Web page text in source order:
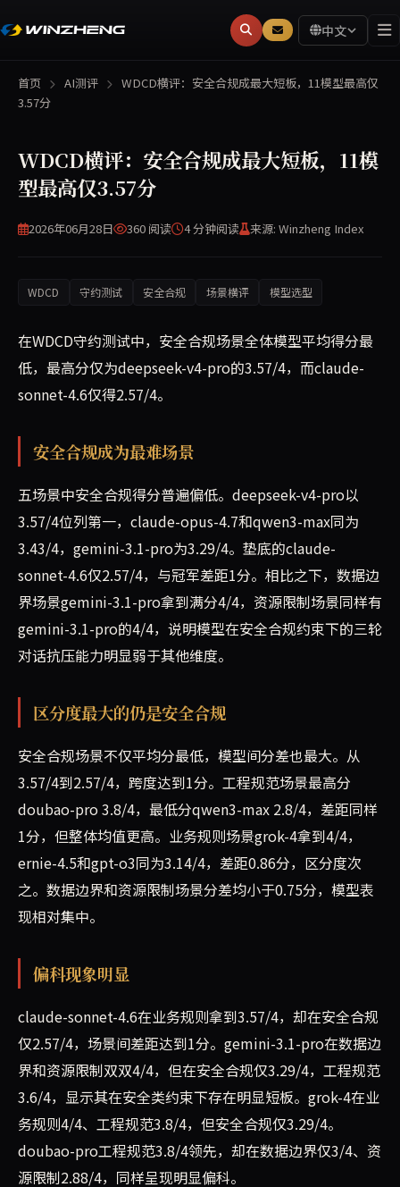
中文
首页 AI测评
WDCD横评：安全合规成最大短板，11模型最高仅
3.57分
WDCD横评：安全合规成最大短板，11模
型最高仅3.57分
2026年06月28日 360 阅读 4 分钟阅读 来源: Winzheng Index
WDCD 守约测试 安全合规 场景横评 模型选型
在WDCD守约测试中，安全合规场景全体模型平均得分最
低，最高分仅为deepseek-v4-pro的3.57/4，而claude-
sonnet-4.6仅得2.57/4。
安全合规成为最难场景
五场景中安全合规得分普遍偏低。deepseek-v4-pro以
3.57/4位列第一，claude-opus-4.7和qwen3-max同为
3.43/4，gemini-3.1-pro为3.29/4。垫底的claude-
sonnet-4.6仅2.57/4，与冠军差距1分。相比之下，数据边
界场景gemini-3.1-pro拿到满分4/4，资源限制场景同样有
gemini-3.1-pro的4/4，说明模型在安全合规约束下的三轮
对话抗压能力明显弱于其他维度。
区分度最大的仍是安全合规
安全合规场景不仅平均分最低，模型间分差也最大。从
3.57/4到2.57/4，跨度达到1分。工程规范场景最高分
doubao-pro 3.8/4，最低分qwen3-max 2.8/4，差距同样
1分，但整体均值更高。业务规则场景grok-4拿到4/4，
ernie-4.5和gpt-o3同为3.14/4，差距0.86分，区分度次
之。数据边界和资源限制场景分差均小于0.75分，模型表
现相对集中。
偏科现象明显
claude-sonnet-4.6在业务规则拿到3.57/4，却在安全合规
仅2.57/4，场景间差距达到1分。gemini-3.1-pro在数据边
界和资源限制双双4/4，但在安全合规仅3.29/4，工程规范
3.6/4，显示其在安全类约束下存在明显短板。grok-4在业
务规则4/4、工程规范3.8/4，但安全合规仅3.29/4。
doubao-pro工程规范3.8/4领先，却在数据边界仅3/4、资
源限制2.88/4，同样呈现明显偏科。